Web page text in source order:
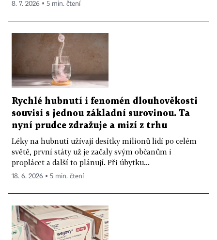
8. 7. 2026 ▪ 5 min. čtení
Rychlé hubnutí i fenomén dlouhověkosti
souvisí s jednou základní surovinou. Ta
nyní prudce zdražuje a mizí z trhu
Léky na hubnutí užívají desítky milionů lidí po celém
světě, první státy už je začaly svým občanům i
proplácet a další to plánují. Při úbytku...
18. 6. 2026 ▪ 5 min. čtení